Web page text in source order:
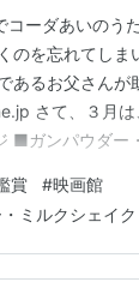
コーダあいのう
のを忘れてしま
あるお父さん
さて、３月
■ガンパウダー
面白かったです
ラフルになって
ポーシャが好き
すると話題でし
賞 #映画館
ミルクシェイク